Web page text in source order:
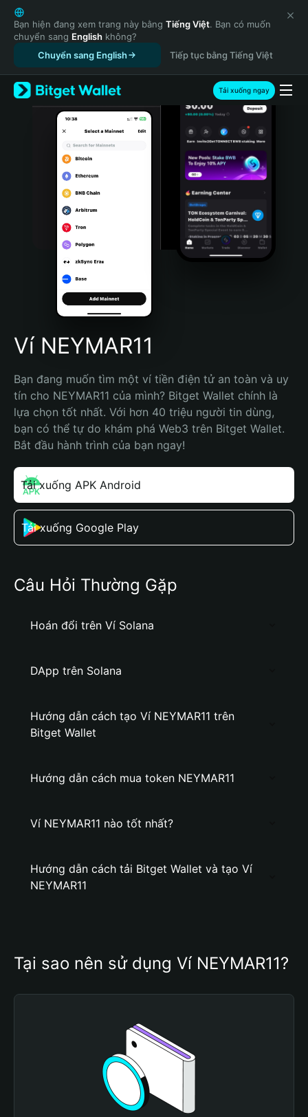
English
日本語
Tiếng Việt
Русский
Español (Latinoamérica)
Türkçe
Italiano
Português (Portugal)
Bahasa Indonesia
Português (Brasil)
Español (Argentina)
Bạn hiện đang xem trang này bằng Tiếng Việt. Bạn có muốn
chuyển sang English không?
Chuyển sang English
Tiếp tục bằng Tiếng Việt
Tải xuống ngay
Ví NEYMAR11
Bạn đang muốn tìm một ví tiền điện tử an toàn và uy
tín cho NEYMAR11 của mình? Bitget Wallet chính là
lựa chọn tốt nhất. Với hơn 40 triệu người tin dùng,
bạn có thể tự do khám phá Web3 trên Bitget Wallet.
Bắt đầu hành trình của bạn ngay!
Tải xuống APK Android
Tải xuống Google Play
Câu Hỏi Thường Gặp
Hoán đổi trên Ví Solana
DApp trên Solana
Hướng dẫn cách tạo Ví NEYMAR11 trên
Bitget Wallet
Hướng dẫn cách mua token NEYMAR11
Ví NEYMAR11 nào tốt nhất?
Hướng dẫn cách tải Bitget Wallet và tạo Ví
NEYMAR11
Tại sao nên sử dụng Ví NEYMAR11?